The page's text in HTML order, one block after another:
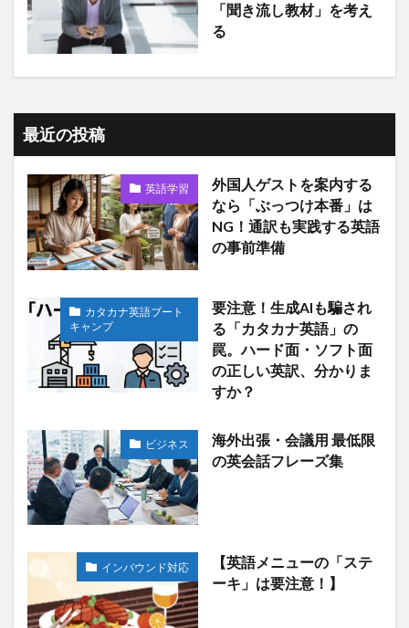
「聞き流し教材」を考え
る
最近の投稿
英語学習
外国人ゲストを案内する
なら「ぶっつけ本番」は
NG！通訳も実践する英語
の事前準備
カタカナ英語ブート
キャンプ
要注意！生成AIも騙され
る「カタカナ英語」の
罠。ハード面・ソフト面
の正しい英訳、分かりま
すか？
ビジネス
海外出張・会議用 最低限
の英会話フレーズ集
インバウンド対応
【英語メニューの「ステ
ーキ」は要注意！】